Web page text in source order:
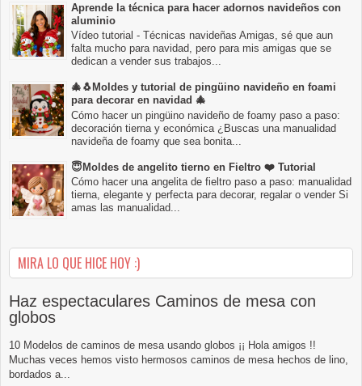
Aprende la técnica para hacer adornos navideños con
aluminio
Vídeo tutorial - Técnicas navideñas Amigas, sé que aun
falta mucho para navidad, pero para mis amigas que se
dedican a vender sus trabajos...
🎄🐧Moldes y tutorial de pingüino navideño en foami
para decorar en navidad 🎄
Cómo hacer un pingüino navideño de foamy paso a paso:
decoración tierna y económica ¿Buscas una manualidad
navideña de foamy que sea bonita...
😇Moldes de angelito tierno en Fieltro ❤️ Tutorial
Cómo hacer una angelita de fieltro paso a paso: manualidad
tierna, elegante y perfecta para decorar, regalar o vender Si
amas las manualidad...
MIRA LO QUE HICE HOY :)
Haz espectaculares Caminos de mesa con
globos
10 Modelos de caminos de mesa usando globos ¡¡ Hola amigos !!
Muchas veces hemos visto hermosos caminos de mesa hechos de lino,
bordados a...